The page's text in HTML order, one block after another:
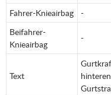
Fahrer-Knieairbag
-
Beifahrer-
Knieairbag
-
Text